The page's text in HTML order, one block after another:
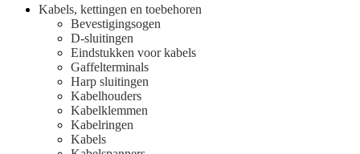
Kabels, kettingen en toebehoren
Bevestigingsogen
D-sluitingen
Eindstukken voor kabels
Gaffelterminals
Harp sluitingen
Kabelhouders
Kabelklemmen
Kabelringen
Kabels